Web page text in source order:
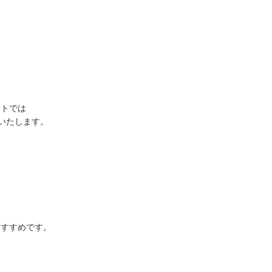
では
たします。
すめです。